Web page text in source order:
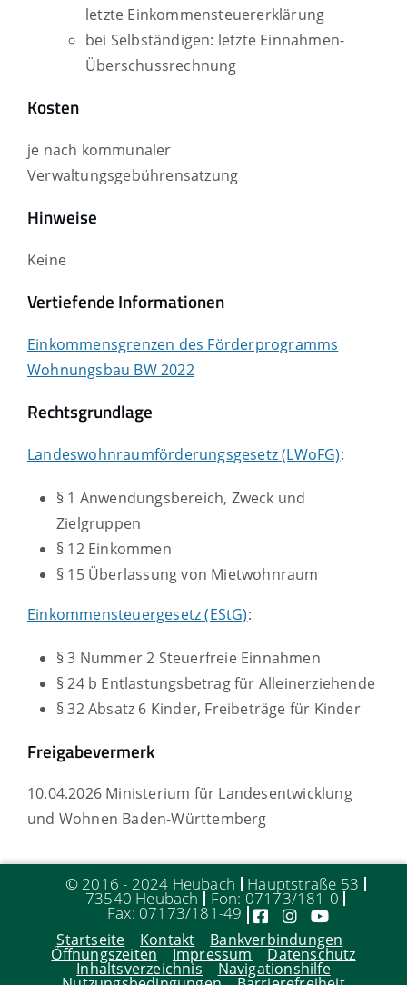
letzte Einkommensteuererklärung
bei Selbständigen: letzte Einnahmen-
Überschussrechnung
Kosten
je nach kommunaler
Verwaltungsgebührensatzung
Hinweise
Keine
Vertiefende Informationen
Einkommensgrenzen des Förderprogramms
Wohnungsbau BW 2022
Rechtsgrundlage
Landeswohnraumförderungsgesetz (LWoFG):
§ 1 Anwendungsbereich, Zweck und
Zielgruppen
§ 12 Einkommen
§ 15 Überlassung von Mietwohnraum
Einkommensteuergesetz (EStG):
§ 3 Nummer 2 Steuerfreie Einnahmen
§ 24 b Entlastungsbetrag für Alleinerziehende
§ 32 Absatz 6 Kinder, Freibeträge für Kinder
Freigabevermerk
10.04.2026 Ministerium für Landesentwicklung
und Wohnen Baden-Württemberg
© 2016 - 2024 Heubach Hauptstraße 53
73540 Heubach Fon: 07173/181-0
Fax: 07173/181-49
Startseite Kontakt Bankverbindungen
Öffnungszeiten Impressum Datenschutz
Inhaltsverzeichnis Navigationshilfe